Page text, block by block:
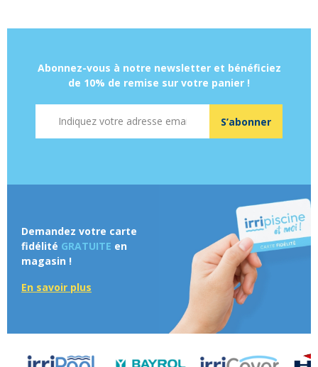
Abonnez-vous à notre newsletter et bénéficiez
de 10% de remise sur votre panier !
S’abonner
Demandez votre carte
fidélité GRATUITE en
magasin !
En savoir plus